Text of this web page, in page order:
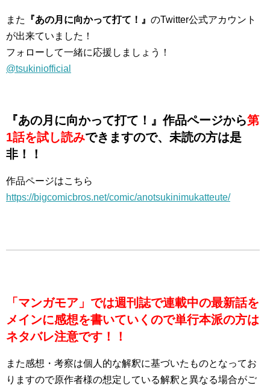
また 『あの月に向かって打て！』 のTwitter公式アカウント
が出来ていました！
フォローして一緒に応援しましょう！
@tsukiniofficial
『あの月に向かって打て！』作品ページから第
1話を試し読みできますので、未読の方は是
非！！
作品ページはこちら
https://bigcomicbros.net/comic/anotsukinimukatteute/
「マンガモア」では週刊誌で連載中の最新話を
メインに感想を書いていくので単行本派の方は
ネタバレ注意です！！
また感想・考察は個人的な解釈に基づいたものとなってお
りますので原作者様の想定している解釈と異なる場合がご